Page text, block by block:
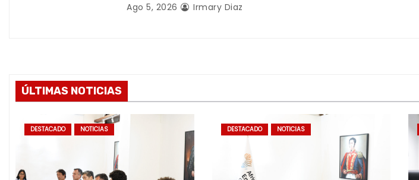
s
Ago 5, 2026 Irmary Diaz
ÚLTIMAS NOTICIAS
DESTACADO NOTICIAS DESTACADO NOTICIAS